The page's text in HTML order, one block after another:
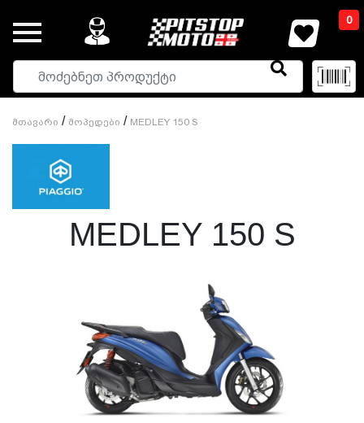
0
Მთავარი / Მოპედები / MEDLEY 150 S
MEDLEY 150 S